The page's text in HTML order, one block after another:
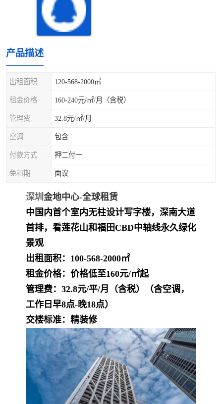
产品描述
出租面积 120-568-2000㎡
租金价格 160-240元/㎡/月（含税）
管理费 32.8元/㎡/月
空调 包含
付款方式 押二付一
免租期 面议
深圳 金地中心-全球租赁
中国内首个室内无柱设计写字楼，深南大道
首排，看莲花山和福田CBD中轴线永久绿化
景观
出租面积：100-568-2000㎡
租金价格： 价格低至160元/㎡起
管理费：32.8元/平/月（含税）（含空调，
工作日早8点-晚18点）
交楼标准：精装修
龙岗区
光明区 南山西丽
龙华观澜